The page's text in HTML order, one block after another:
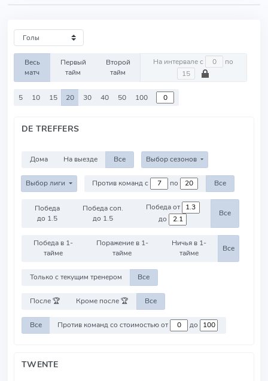
Весь
матч
Первый
тайм
Второй
тайм
На интервале с по
5 10 15 20 30 40 50 100
DE TREFFERS
Дома На выезде Все Выбор сезонов
Выбор лиги Против команд с по Все
Победа
до 1.5
Победа соп.
до 1.5
Победа от
до
Все
Победа в 1-
тайме
Поражение в 1-
тайме
Ничья в 1-
тайме
Все
Только с текущим тренером Все
После 🏆 Кроме после 🏆 Все
Все Против команд со стоимостью от до
TWENTE